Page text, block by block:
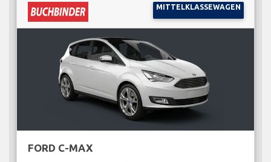
MITTELKLASSEWAGEN
FORD C-MAX